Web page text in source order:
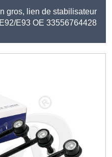
gros, lien de stabilisateur
E93 OE 33556764428